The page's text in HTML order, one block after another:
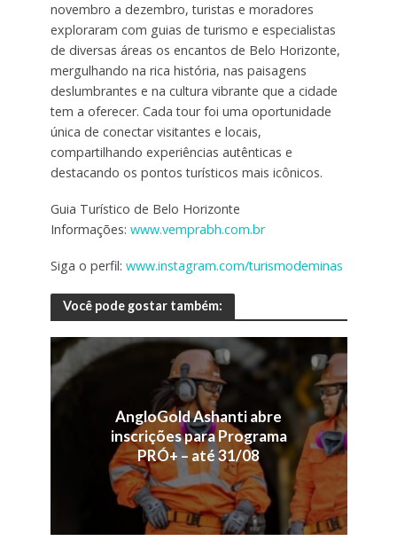
novembro a dezembro, turistas e moradores
exploraram com guias de turismo e especialistas
de diversas áreas os encantos de Belo Horizonte,
mergulhando na rica história, nas paisagens
deslumbrantes e na cultura vibrante que a cidade
tem a oferecer. Cada tour foi uma oportunidade
única de conectar visitantes e locais,
compartilhando experiências autênticas e
destacando os pontos turísticos mais icônicos.
Guia Turístico de Belo Horizonte
Informações: www.vemprabh.com.br
Siga o perfil: www.instagram.com/turismodeminas
Você pode gostar também:
AngloGold Ashanti abre
inscrições para Programa
PRÓ+ – até 31/08